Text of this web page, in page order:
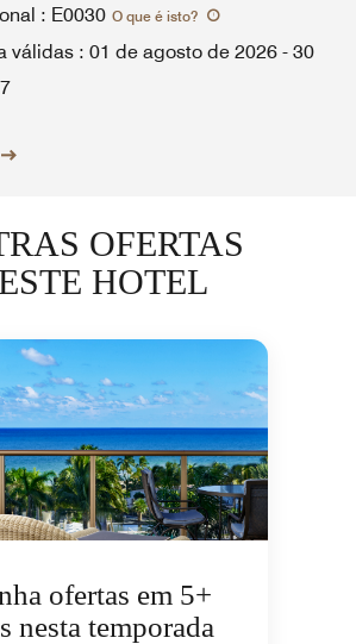
: E0030 O que é isto?
válidas : 01 de agosto de 2026 - 30
OFERTAS
HOTEL
ofertas em 5+
nesta temporada